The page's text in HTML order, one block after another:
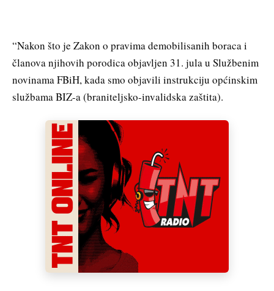
“Nakon što je Zakon o pravima demobilisanih boraca i
članova njihovih porodica objavljen 31. jula u Službenim
novinama FBiH, kada smo objavili instrukciju općinskim
službama BIZ-a (braniteljsko-invalidska zaštita).